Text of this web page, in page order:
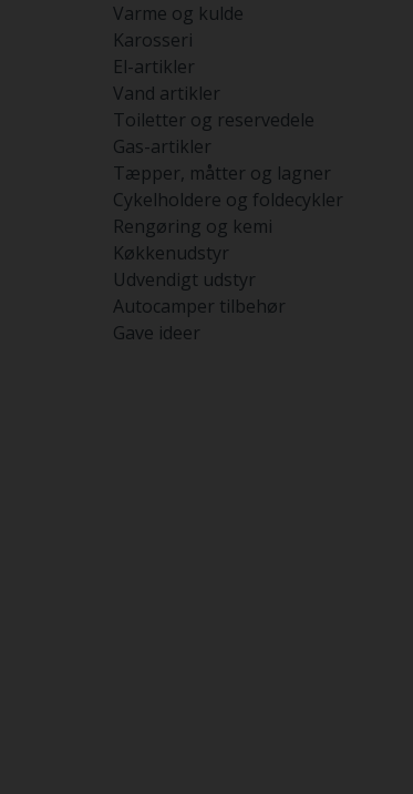
Varme og kulde
Karosseri
El-artikler
Vand artikler
Toiletter og reservedele
Gas-artikler
Tæpper, måtter og lagner
Cykelholdere og foldecykler
Rengøring og kemi
Køkkenudstyr
Udvendigt udstyr
Autocamper tilbehør
Gave ideer